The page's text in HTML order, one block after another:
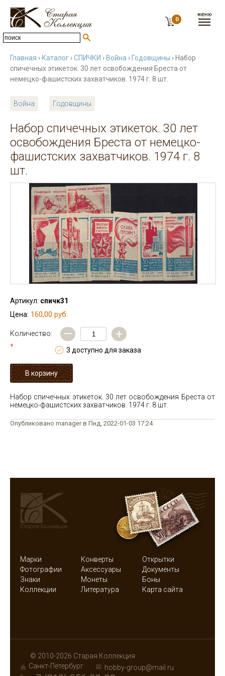
0
Главная › Каталог ›СПИЧКИ › Война › Годовщины › Набор
спичечных этикеток. 30 лет освобождения Бреста от
немецко-фашистских захватчиков. 1974 г. 8 шт.
Война Годовщины
Набор спичечных этикеток. 30 лет
освобождения Бреста от немецко-
фашистских захватчиков. 1974 г. 8
шт.
Артикул: спичк31
Цена: 160,00 руб.
Количество:
*
— +
3 доступно для заказа
Набор спичечных этикеток. 30 лет освобождения Бреста от
немецко-фашистских захватчиков. 1974 г. 8 шт.
Опубликовано manager в Пнд, 2022-01-03 17:24
Марки Конверты
Открытки
Фотографии
Аксессуары
Документы
Знаки
Монеты
Боны
Коллекции
Литература Карта сайта
© 2010-2026 Старая Коллекция
Санкт-Петербург
hobby-group@mail.ru